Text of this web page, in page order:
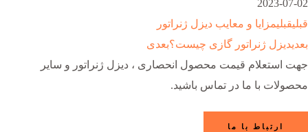
2023-07-02
قبلیقبلیمزایا و معایب دیزل ژنراتور
بعدیدیزل ژنراتور گازی چیست؟بعدی
جهت استعلام قیمت محصول انحصاری ، دیزل ژنراتور و سایر
محصولات با ما در تماس باشید.
ارتباط با ما